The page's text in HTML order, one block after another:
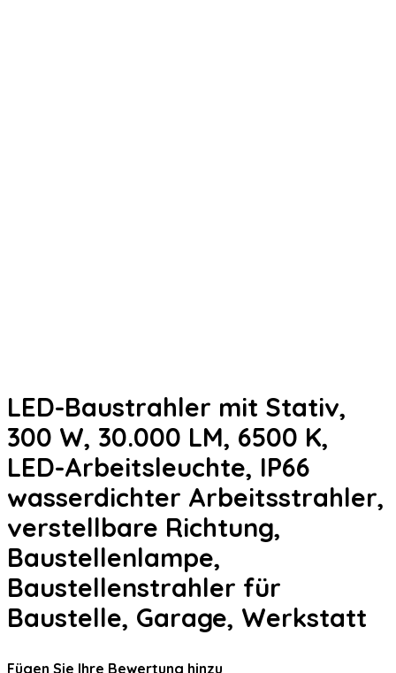
LED-Baustrahler mit Stativ,
300 W, 30.000 LM, 6500 K,
LED-Arbeitsleuchte, IP66
wasserdichter Arbeitsstrahler,
verstellbare Richtung,
Baustellenlampe,
Baustellenstrahler für
Baustelle, Garage, Werkstatt
Fügen Sie Ihre Bewertung hinzu